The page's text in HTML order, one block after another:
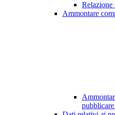
Relazione
Ammontare